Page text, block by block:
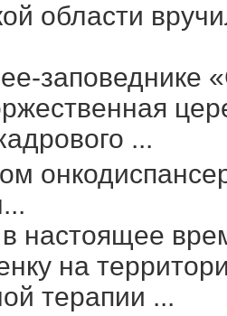
области
заповеднике
...
настоящее
на
терапии ...